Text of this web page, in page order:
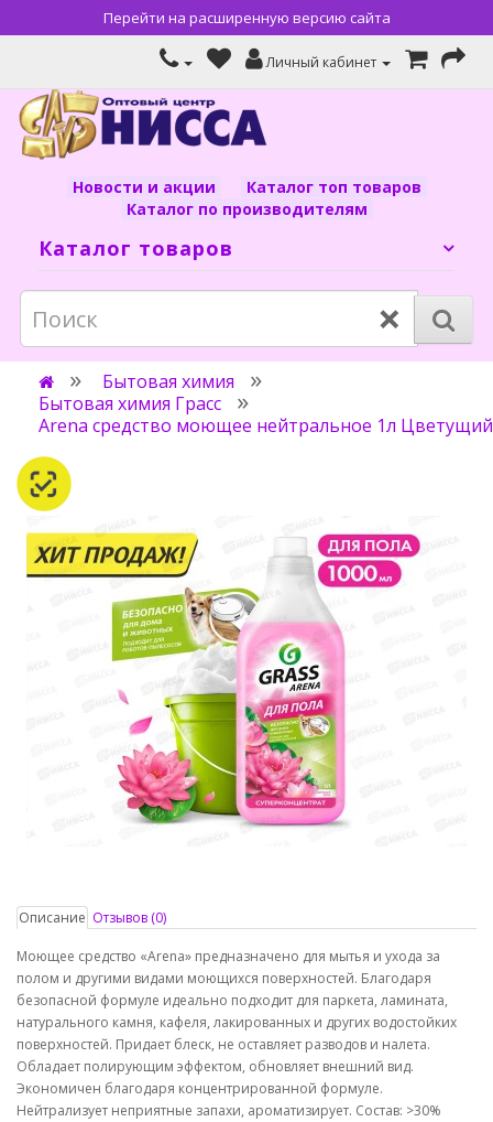
Перейти на расширенную версию сайта
Личный кабинет
Новости и акции
Каталог топ товаров
Каталог по производителям
Каталог товаров
×
Бытовая химия
Бытовая химия Грасс
Arena средство моющее нейтральное 1л
Описание Отзывов (0)
Моющее cредство «Arena» предназначено для мытья и ухода за
полом и другими видами моющихся поверхностей. Благодаря
безопасной формуле идеально подходит для паркета, ламината,
натурального камня, кафеля, лакированных и других водостойких
поверхностей. Придает блеск, не оставляет разводов и налета.
Обладает полирующим эффектом, обновляет внешний вид.
Экономичен благодаря концентрированной формуле.
Нейтрализует неприятные запахи, ароматизирует. Состав: >30%